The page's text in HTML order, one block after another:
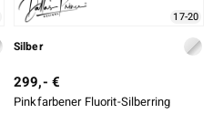
17-20
Silber
299,- €
Pinkfarbener Fluorit-Silberring